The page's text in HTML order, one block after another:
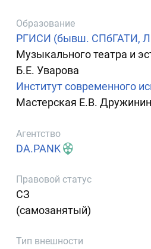
Образование
РГИСИ (бывш. СПбГАТИ,
Музыкального театра и
Б.Е. Уварова
Институт современного
Мастерская Е.В.
Агентство
DA.PANK
Правовой статус
СЗ
(самозанятый)
Тип внешности